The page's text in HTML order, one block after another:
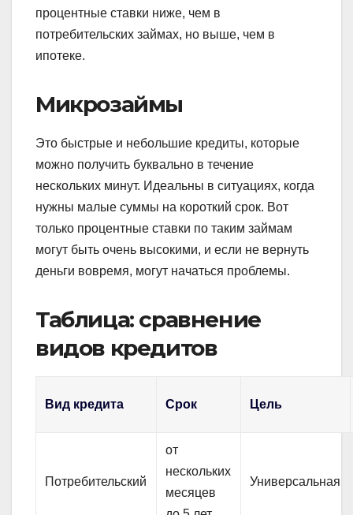
процентные ставки ниже, чем в
потребительских займах, но выше, чем в
ипотеке.
Микрозаймы
Это быстрые и небольшие кредиты, которые
можно получить буквально в течение
нескольких минут. Идеальны в ситуациях, когда
нужны малые суммы на короткий срок. Вот
только процентные ставки по таким займам
могут быть очень высокими, и если не вернуть
деньги вовремя, могут начаться проблемы.
Таблица: сравнение
видов кредитов
Вид кредита Срок Цель
Потребительский
от
нескольких
месяцев
Универсальная